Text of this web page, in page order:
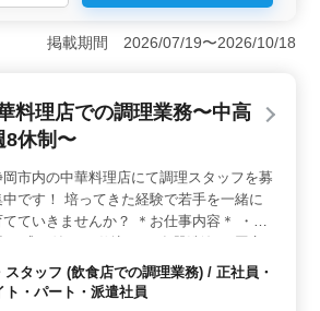
人を積極的に募集しています。福祉
務所、工場などの案件で、施工管理
人としての業務を担当します。経験豊
、20年以上の経験者は条件面で優遇
の福利厚生・ワークライフバラン
が120日以上あり、完全週休2日制
充実も図れます。交通費は全額支給
、時間外労働も月平均20時間と、働き
＜車通勤可・女性も歓迎＞ 音羽
可能で、また、女性も歓迎される職
のキャリアを積みたい方、経験を活
更なるスキルアップやキャリアの発
しょう。
掲載期間 2026/07/19〜2026/10/18
料理店での調理業務〜中高
休制〜
岡市内の中華料理店にて調理スタッフを募
中です！ 培ってきた経験で若手を一緒に
てていきませんか？ ＊お仕事内容＊ ・調
務 ・店内清掃 ・調理補助 ＊ポイント＊
週8休制 ・社会保険完備 ・勤務時間応相
タッフ (飲食店での調理業務) / 正社員・
・パート・派遣社員